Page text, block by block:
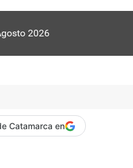
2026
Catamarca en